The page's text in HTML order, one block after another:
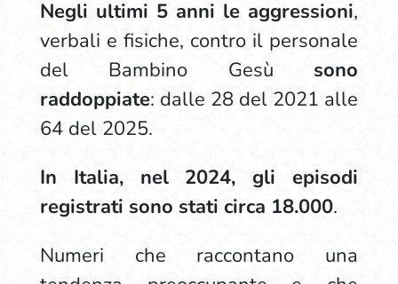
Negli ultimi 5 anni le aggressioni,
verbali e fisiche, contro il personale
del Bambino Gesù sono
raddoppiate: dalle 28 del 2021 alle
64 del 2025.
In Italia, nel 2024, gli episodi
registrati sono stati circa 18.000.
Numeri che raccontano una